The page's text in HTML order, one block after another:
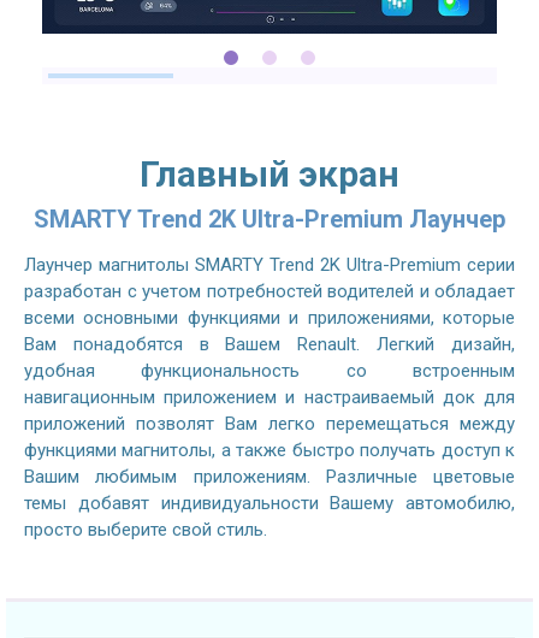
Главный экран
SMARTY Trend 2K Ultra-Premium Лаунчер
Лаунчер магнитолы SMARTY Trend 2K Ultra-Premium серии
разработан с учетом потребностей водителей и обладает
всеми основными функциями и приложениями, которые
Вам понадобятся в Вашем Renault. Легкий дизайн,
удобная функциональность со встроенным
навигационным приложением и настраиваемый док для
приложений позволят Вам легко перемещаться между
функциями магнитолы, а также быстро получать доступ к
Вашим любимым приложениям. Различные цветовые
темы добавят индивидуальности Вашему автомобилю,
просто выберите свой стиль.